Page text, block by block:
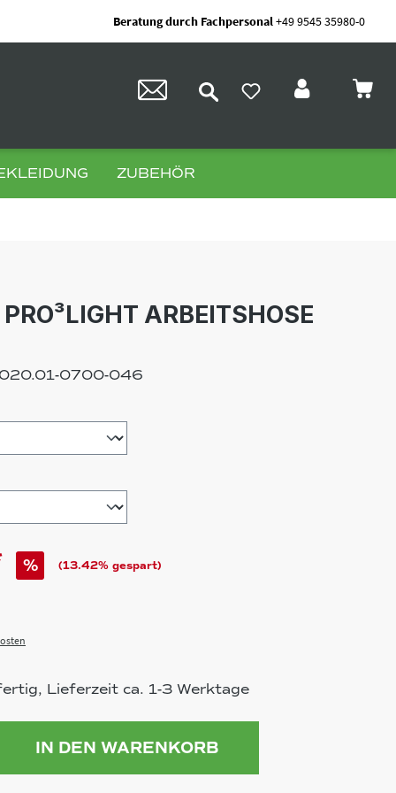
Beratung durch Fachpersonal+49 9545 35980-0
ZUBEHÖR
ARBEITSHOSE
0700-046
% (13.42% gespart)
Lieferzeit ca. 1-3 Werktage
Gib den gewünschten Wert
IN DEN WARENKORB